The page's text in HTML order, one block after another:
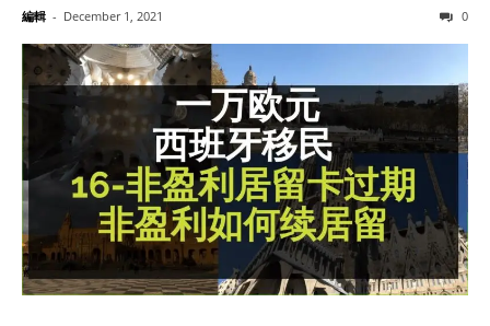
編輯 - December 1, 2021 0